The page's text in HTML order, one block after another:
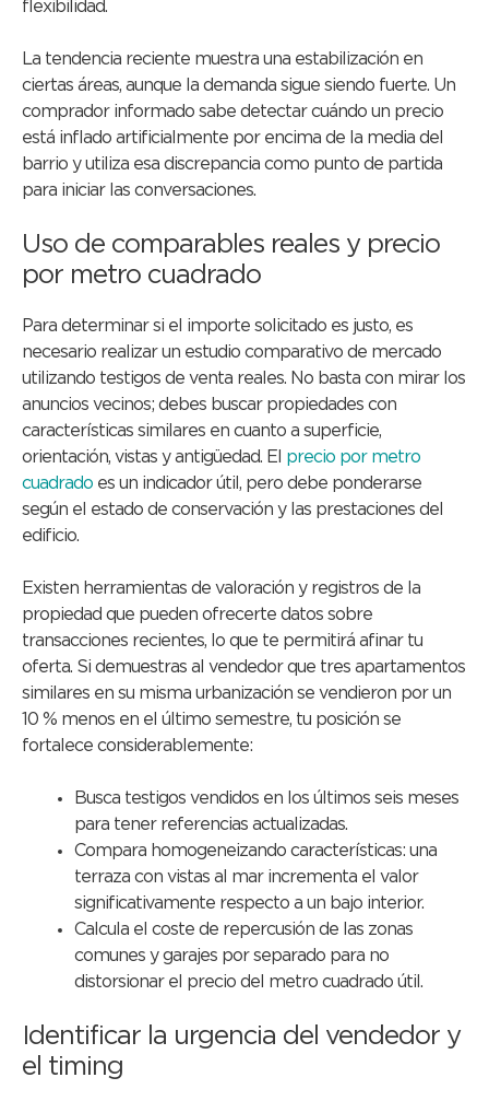
flexibilidad.
La tendencia reciente muestra una estabilización en
ciertas áreas, aunque la demanda sigue siendo fuerte. Un
comprador informado sabe detectar cuándo un precio
está inflado artificialmente por encima de la media del
barrio y utiliza esa discrepancia como punto de partida
para iniciar las conversaciones.
Uso de comparables reales y precio
por metro cuadrado
Para determinar si el importe solicitado es justo, es
necesario realizar un estudio comparativo de mercado
utilizando testigos de venta reales. No basta con mirar los
anuncios vecinos; debes buscar propiedades con
características similares en cuanto a superficie,
orientación, vistas y antigüedad. El precio por metro
cuadrado es un indicador útil, pero debe ponderarse
según el estado de conservación y las prestaciones del
edificio.
Existen herramientas de valoración y registros de la
propiedad que pueden ofrecerte datos sobre
transacciones recientes, lo que te permitirá afinar tu
oferta. Si demuestras al vendedor que tres apartamentos
similares en su misma urbanización se vendieron por un
10 % menos en el último semestre, tu posición se
fortalece considerablemente:
Busca testigos vendidos en los últimos seis meses
para tener referencias actualizadas.
Compara homogeneizando características: una
terraza con vistas al mar incrementa el valor
significativamente respecto a un bajo interior.
Calcula el coste de repercusión de las zonas
comunes y garajes por separado para no
distorsionar el precio del metro cuadrado útil.
Identificar la urgencia del vendedor y
el timing